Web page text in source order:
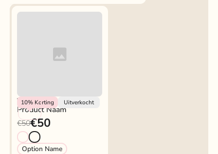
10% Korting Uitverkocht
Vendor
Product Naam
€50€50
Option Name